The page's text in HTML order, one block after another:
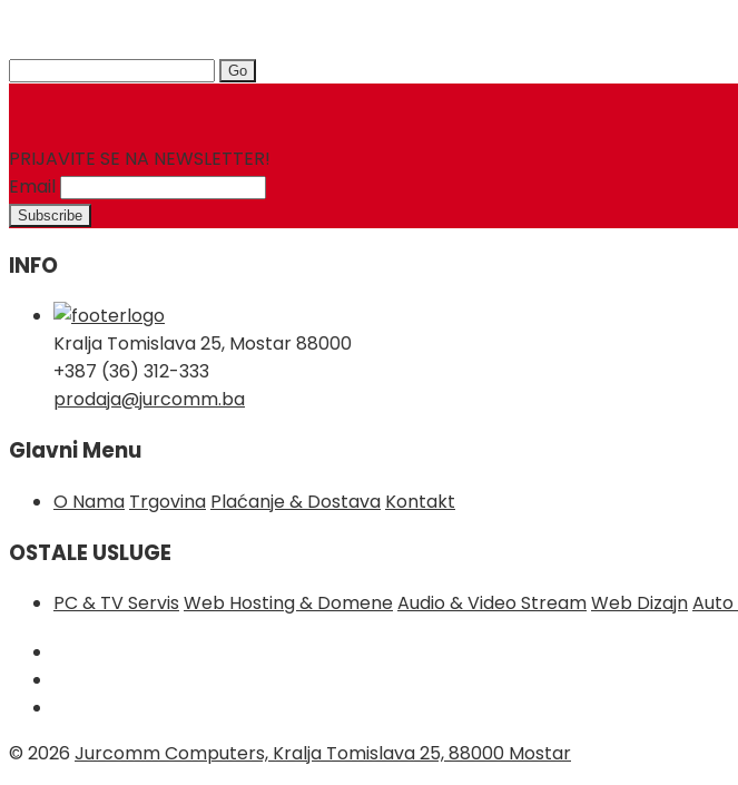
Search
PRIJAVITE SE NA NEWSLETTER!
Email
INFO
Kralja Tomislava 25, Mostar 88000
+387 (36) 312-333
prodaja@jurcomm.ba
Glavni Menu
O Nama Trgovina Plaćanje & Dostava Kontakt
OSTALE USLUGE
PC & TV Servis Web Hosting & DomeneAudio & Video StreamWeb DizajnAuto
© 2026 Jurcomm Computers, Kralja Tomislava 25, 88000 Mostar